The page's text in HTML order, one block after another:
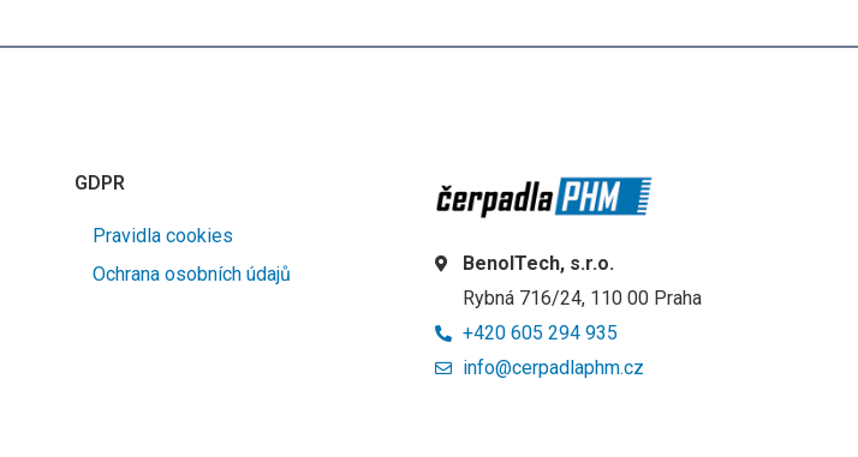
GDPR
Pravidla cookies
Ochrana osobních údajů
BenolTech, s.r.o.
Rybná 716/24, 110 00 Praha
+420 605 294 935
info@cerpadlaphm.cz